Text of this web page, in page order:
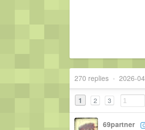
270 replies • 2026-
1 2 3
69partner